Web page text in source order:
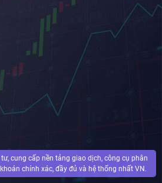
cung cấp nền tảng giao dịch, công cụ phân
chính xác, đầy đủ và hệ thống nhất VN.